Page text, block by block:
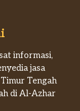
informasi,
jasa
Tengah
di Al-Azhar